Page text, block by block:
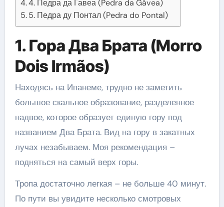
4. Педра да Гавеа (Pedra da Gávea)
5. Педра ду Понтал (Pedra do Pontal)
1. Гора Два Брата (Morro
Dois Irmãos)
Находясь на Ипанеме, трудно не заметить
большое скальное образование, разделенное
надвое, которое образует единую гору под
названием Два Брата. Вид на гору в закатных
лучах незабываем. Моя рекомендация –
подняться на самый верх горы.
Тропа достаточно легкая – не больше 40 минут.
По пути вы увидите несколько смотровых